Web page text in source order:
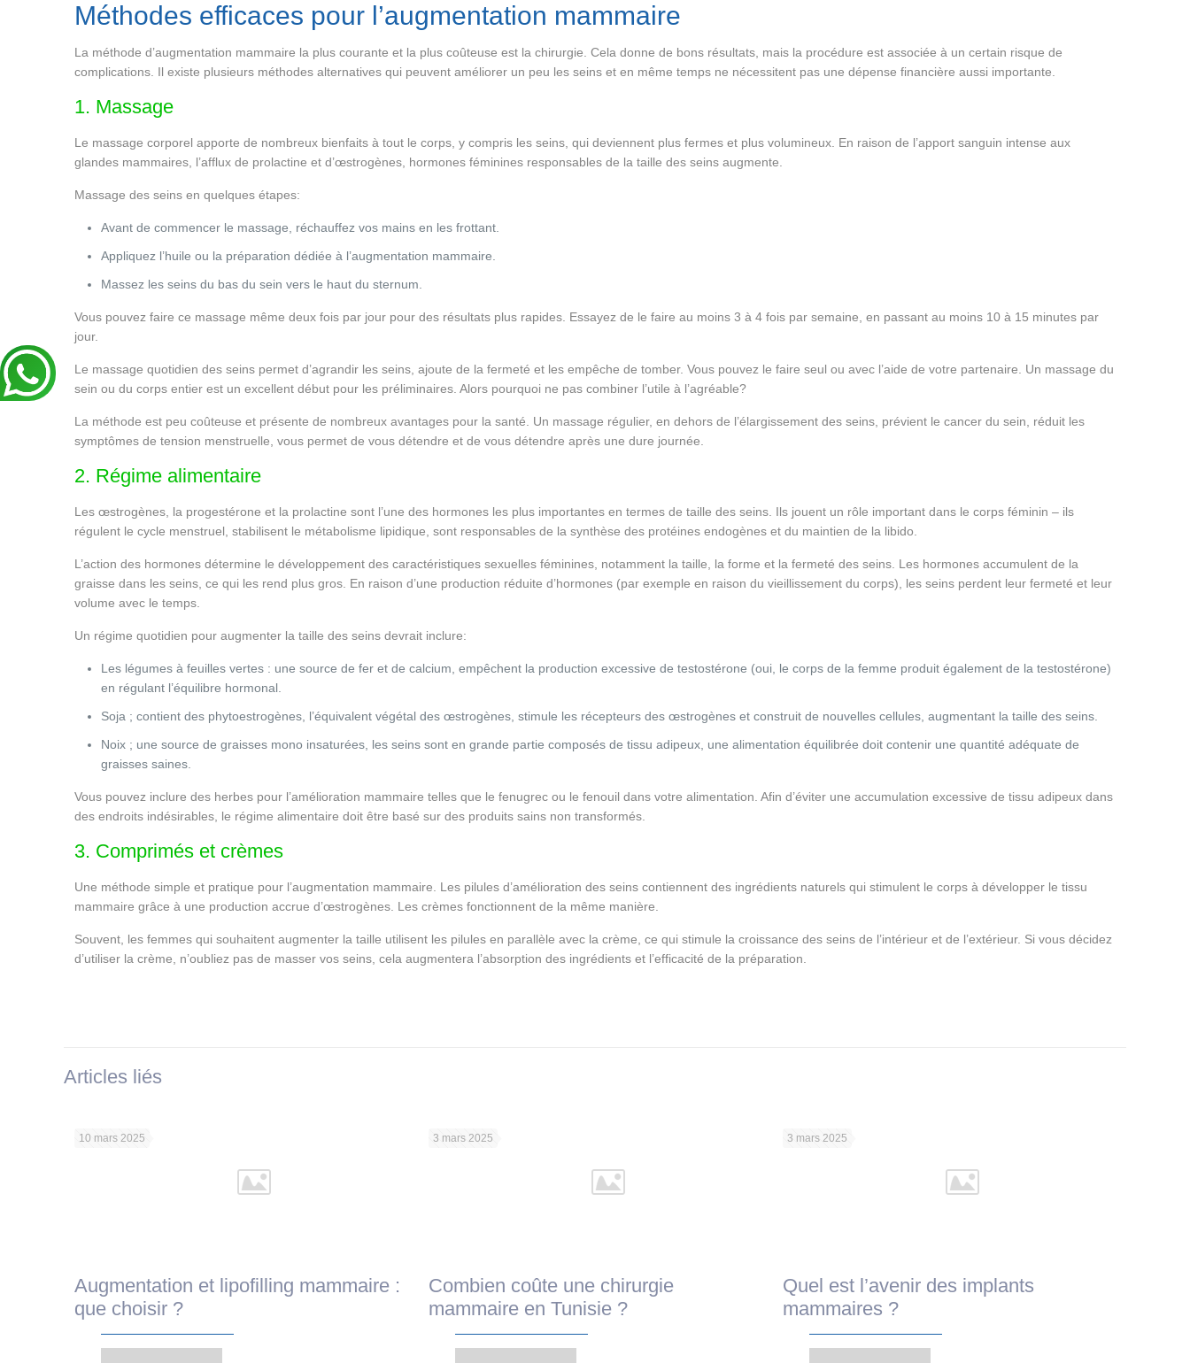
Méthodes efficaces pour l’augmentation mammaire
La méthode d’augmentation mammaire la plus courante et la plus coûteuse est la chirurgie. Cela donne de bons résultats, mais la procédure est associée à un certain risque de
complications. Il existe plusieurs méthodes alternatives qui peuvent améliorer un peu les seins et en même temps ne nécessitent pas une dépense financière aussi importante.
1. Massage
Le massage corporel apporte de nombreux bienfaits à tout le corps, y compris les seins, qui deviennent plus fermes et plus volumineux. En raison de l’apport sanguin intense aux
glandes mammaires, l’afflux de prolactine et d’œstrogènes, hormones féminines responsables de la taille des seins augmente.
Massage des seins en quelques étapes:
Avant de commencer le massage, réchauffez vos mains en les frottant.
Appliquez l’huile ou la préparation dédiée à l’augmentation mammaire.
Massez les seins du bas du sein vers le haut du sternum.
Vous pouvez faire ce massage même deux fois par jour pour des résultats plus rapides. Essayez de le faire au moins 3 à 4 fois par semaine, en passant au moins 10 à 15 minutes par
jour.
Le massage quotidien des seins permet d’agrandir les seins, ajoute de la fermeté et les empêche de tomber. Vous pouvez le faire seul ou avec l’aide de votre partenaire. Un massage du
sein ou du corps entier est un excellent début pour les préliminaires. Alors pourquoi ne pas combiner l’utile à l’agréable?
La méthode est peu coûteuse et présente de nombreux avantages pour la santé. Un massage régulier, en dehors de l’élargissement des seins, prévient le cancer du sein, réduit les
symptômes de tension menstruelle, vous permet de vous détendre et de vous détendre après une dure journée.
2. Régime alimentaire
Les œstrogènes, la progestérone et la prolactine sont l’une des hormones les plus importantes en termes de taille des seins. Ils jouent un rôle important dans le corps féminin – ils
régulent le cycle menstruel, stabilisent le métabolisme lipidique, sont responsables de la synthèse des protéines endogènes et du maintien de la libido.
L’action des hormones détermine le développement des caractéristiques sexuelles féminines, notamment la taille, la forme et la fermeté des seins. Les hormones accumulent de la
graisse dans les seins, ce qui les rend plus gros. En raison d’une production réduite d’hormones (par exemple en raison du vieillissement du corps), les seins perdent leur fermeté et leur
volume avec le temps.
Un régime quotidien pour augmenter la taille des seins devrait inclure:
Les légumes à feuilles vertes : une source de fer et de calcium, empêchent la production excessive de testostérone (oui, le corps de la femme produit également de la testostérone)
en régulant l’équilibre hormonal.
Soja ; contient des phytoestrogènes, l’équivalent végétal des œstrogènes, stimule les récepteurs des œstrogènes et construit de nouvelles cellules, augmentant la taille des seins.
Noix ; une source de graisses mono insaturées, les seins sont en grande partie composés de tissu adipeux, une alimentation équilibrée doit contenir une quantité adéquate de
graisses saines.
Vous pouvez inclure des herbes pour l’amélioration mammaire telles que le fenugrec ou le fenouil dans votre alimentation. Afin d’éviter une accumulation excessive de tissu adipeux dans
des endroits indésirables, le régime alimentaire doit être basé sur des produits sains non transformés.
3. Comprimés et crèmes
Une méthode simple et pratique pour l’augmentation mammaire. Les pilules d’amélioration des seins contiennent des ingrédients naturels qui stimulent le corps à développer le tissu
mammaire grâce à une production accrue d’œstrogènes. Les crèmes fonctionnent de la même manière.
Souvent, les femmes qui souhaitent augmenter la taille utilisent les pilules en parallèle avec la crème, ce qui stimule la croissance des seins de l’intérieur et de l’extérieur. Si vous décidez
d’utiliser la crème, n’oubliez pas de masser vos seins, cela augmentera l’absorption des ingrédients et l’efficacité de la préparation.
Articles liés
10 mars 2025
Augmentation et lipofilling mammaire :
que choisir ?
3 mars 2025
Combien coûte une chirurgie
mammaire en Tunisie ?
3 mars 2025
Quel est l’avenir des implants
mammaires ?